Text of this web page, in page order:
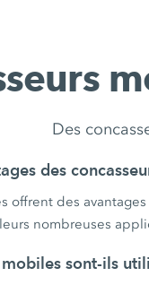
Des
des
offrent des
nombreuses
sont-ils